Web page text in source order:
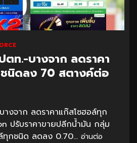
ตท.-บางจาก ลดราคา
นิดลง 70 สตางค์ต่อ
างจาก ลดราคาแก๊สโซฮอล์ทุก
ปรับราคาขายปลีกน้ำมัน กลุ่ม
ทุกชนิด ลดลง 0.70... อ่านต่อ